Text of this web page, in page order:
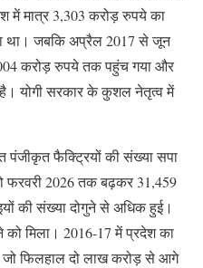
में मात्र 3,303 करोड़ रुपये का
था। जबकि अप्रैल 2017 से जून
करोड़ रुपये तक पहुंच गया और
है। योगी सरकार के कुशल नेतृत्व में
पंजीकृत फैक्ट्रियों की संख्या सपा
फरवरी 2026 तक बढ़कर 31,459
की संख्या दोगुने से अधिक हुई।
को मिला। 2016-17 में प्रदेश का
जो फिलहाल दो लाख करोड़ से आगे